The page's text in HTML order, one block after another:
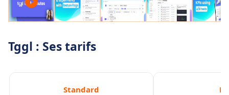
Tggl : Ses tarifs
Standard